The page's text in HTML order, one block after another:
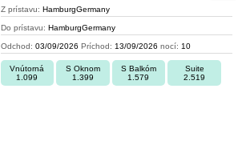
Z prístavu: HamburgGermany
Do prístavu: HamburgGermany
Odchod: 03/09/2026 Príchod: 13/09/2026 nocí: 10
Vnútorná
1.099
S Oknom
1.399
S Balkóm
1.579
Suite
2.519